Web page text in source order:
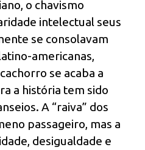
o chavismo
intelectual seus
se consolavam
americanas,
se acaba a
a história tem sido
A “raiva” dos
passageiro, mas a
desigualdade e